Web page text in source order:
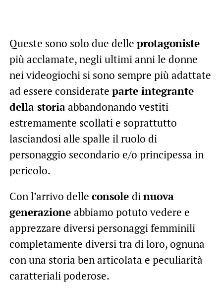
Queste sono solo due delle protagoniste
più acclamate, negli ultimi anni le donne
nei videogiochi si sono sempre più adattate
ad essere considerate parte integrante
della storiaabbandonando vestiti
estremamente scollati e soprattutto
lasciandosi alle spalle il ruolo di
personaggio secondario e/o principessa in
pericolo.
Con l’arrivo delle console dinuova
generazione abbiamo potuto vedere e
apprezzare diversi personaggi femminili
completamente diversi tra di loro, ognuna
con una storia ben articolata e peculiarità
caratteriali poderose.